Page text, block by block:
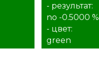
- результат:
no -0.5000 %
- цвет:
green